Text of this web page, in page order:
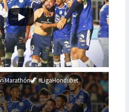
#LigaHondubet